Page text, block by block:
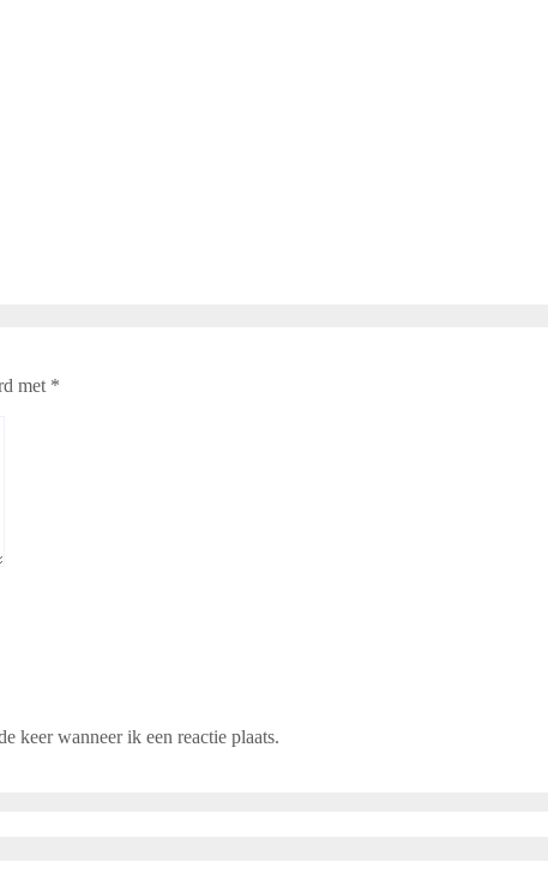
met *
keer wanneer ik een reactie plaats.